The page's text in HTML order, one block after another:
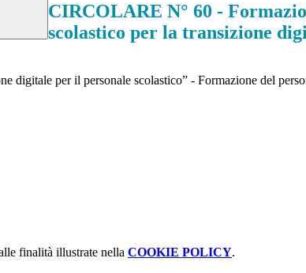
CIRCOLARE N° 60 -
scolastico per la transizione
per il personale scolastico” - Formazione del
finalità illustrate nella COOKIE POLICY.